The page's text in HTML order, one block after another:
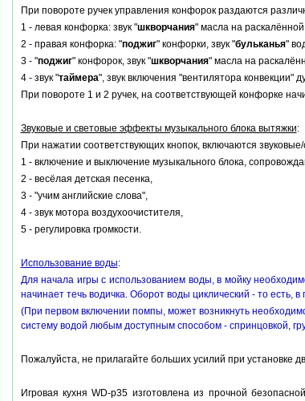
При повороте ручек управления конфорок раздаются
1 - левая конфорка: звук "шкворчания" масла на
2 - правая конфорка: "поджиг" конфорки, звук "бульканья"
3 - "поджиг" конфорок, звук "шкворчания" масла на
4 - звук "таймера", звук включения "вентилятора конвекции"
При повороте 1 и 2 ручек, на соответствующей конфорке
Звуковые и световые эффекты музыкального блока вытяжки:
При нажатии соответствующих кнопок, включаются
1 - включение и выключение музыкального блока,
2 - весёлая детская песенка,
3 - "учим английские слова",
4 - звук мотора воздухоочистителя,
5 - регулировка громкости.
Использование воды:
Для начала игры с использованием воды, в мойку
начинает течь водичка. Оборот воды циклический - то
(При первом включении помпы, может возникнуть
систему водой любым доступным способом - спринцовкой,
Пожалуйста, не прилагайте больших усилий при установке
Игровая кухня WD-p35 изготовлена из прочной